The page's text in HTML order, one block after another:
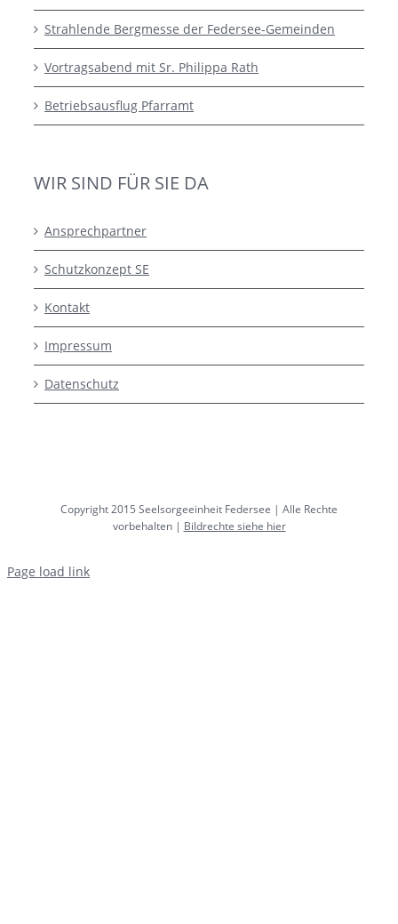
Strahlende Bergmesse der Federsee-Gemeinden
Vortragsabend mit Sr. Philippa Rath
Betriebsausflug Pfarramt
WIR SIND FÜR SIE DA
Ansprechpartner
Schutzkonzept SE
Kontakt
Impressum
Datenschutz
Copyright 2015 Seelsorgeeinheit Federsee | Alle Rechte
vorbehalten | Bildrechte siehe hier
Page load link